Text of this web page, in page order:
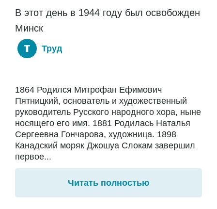
В этот день в 1944 году был освобожден
Минск
Труд
1864 Родился Митрофан Ефимович
Пятницкий, основатель и художественный
руководитель Русского народного хора, ныне
носящего его имя. 1881 Родилась Наталья
Сергеевна Гончарова, художница. 1898
Канадский моряк Джошуа Слокам завершил
первое...
Читать полностью